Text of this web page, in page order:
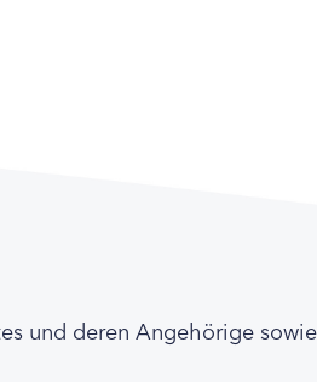
und deren Angehörige